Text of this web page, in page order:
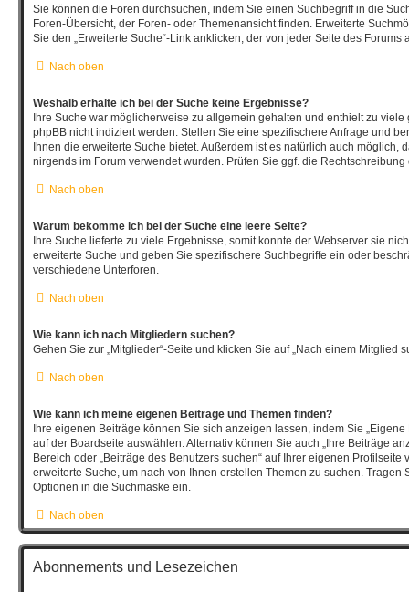
Sie können die Foren durchsuchen, indem Sie einen Suchbegriff in die
Foren-Übersicht, der Foren- oder Themenansicht finden. Erweiterte
Sie den „Erweiterte Suche“-Link anklicken, der von jeder Seite des Forums
Nach oben
Weshalb erhalte ich bei der Suche keine Ergebnisse?
Ihre Suche war möglicherweise zu allgemein gehalten und enthielt zu viele
phpBB nicht indiziert werden. Stellen Sie eine spezifischere Anfrage und
Ihnen die erweiterte Suche bietet. Außerdem ist es natürlich auch möglich,
nirgends im Forum verwendet wurden. Prüfen Sie ggf. die Rechtschreibung
Nach oben
Warum bekomme ich bei der Suche eine leere Seite?
Ihre Suche lieferte zu viele Ergebnisse, somit konnte der Webserver sie
erweiterte Suche und geben Sie spezifischere Suchbegriffe ein oder
verschiedene Unterforen.
Nach oben
Wie kann ich nach Mitgliedern suchen?
Gehen Sie zur „Mitglieder“-Seite und klicken Sie auf „Nach einem Mitglied
Nach oben
Wie kann ich meine eigenen Beiträge und Themen finden?
Ihre eigenen Beiträge können Sie sich anzeigen lassen, indem Sie
auf der Boardseite auswählen. Alternativ können Sie auch „Ihre Beiträge
Bereich oder „Beiträge des Benutzers suchen“ auf Ihrer eigenen Profilseite
erweiterte Suche, um nach von Ihnen erstellen Themen zu suchen. Tragen
Optionen in die Suchmaske ein.
Nach oben
Abonnements und Lesezeichen